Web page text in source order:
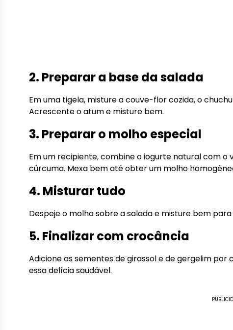
2. Preparar a base da salada
Em uma tigela, misture a couve-flor cozida, o
Acrescente o atum e misture bem.
3. Preparar o molho especial
Em um recipiente, combine o iogurte natural com
cúrcuma. Mexa bem até obter um molho
4. Misturar tudo
Despeje o molho sobre a salada e misture bem
5. Finalizar com crocância
Adicione as sementes de girassol e de gergelim
essa delícia saudável.